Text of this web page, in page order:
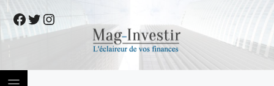
to
content
Facebook
Twitter
Instagram